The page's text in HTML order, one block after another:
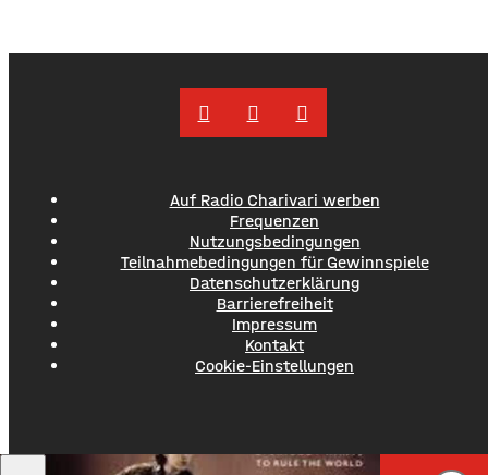
Auf Radio Charivari werben
Frequenzen
Nutzungsbedingungen
Teilnahmebedingungen für Gewinnspiele
Datenschutzerklärung
Barrierefreiheit
Impressum
Kontakt
Cookie-Einstellungen